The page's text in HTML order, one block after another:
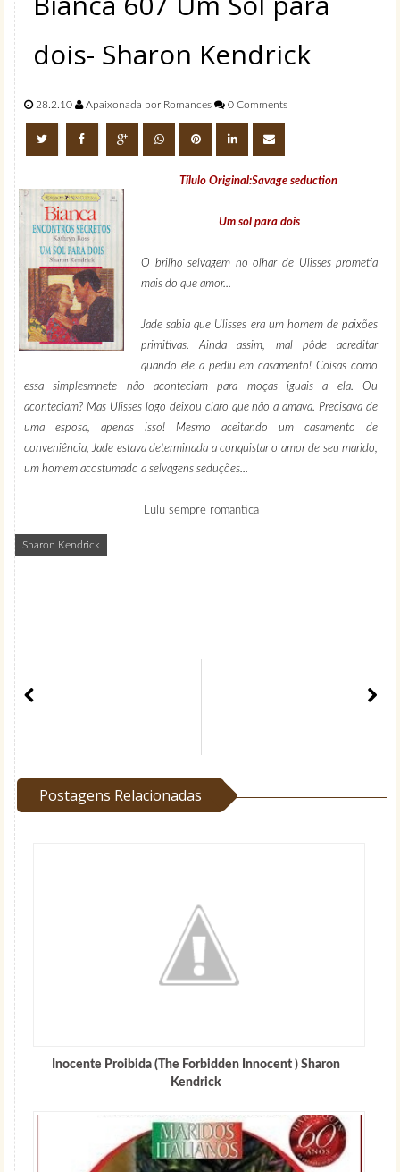
Sharon Kendrick
dois- Sharon Kendrick
28.2.10 Apaixonada por Romances 0 Comments
Tílulo Original:Savage seduction
Um sol para dois
O brilho selvagem no olhar de Ulisses prometia
mais do que amor...
Jade sabia que Ulisses era um homem de paixões
primitivas. Ainda assim, mal pôde acreditar
quando ele a pediu em casamento! Coisas como
essa simplesmnete não aconteciam para moças iguais a ela. Ou
aconteciam? Mas Ulisses logo deixou claro que não a amava. Precisava de
uma esposa, apenas isso! Mesmo aceitando um casamento de
conveniência, Jade estava determinada a conquistar o amor de seu marido,
um homem acostumado a selvagens seduções...
Lulu sempre romantica
Postagens Relacionadas
Inocente Proibida (The Forbidden Innocent ) Sharon
Kendrick